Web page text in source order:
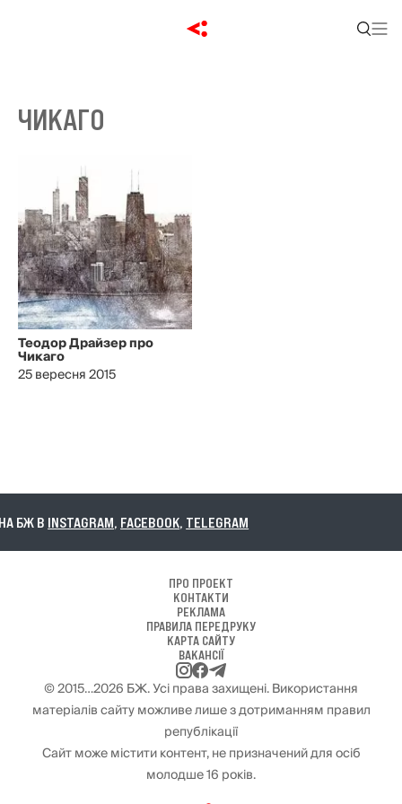
ЧИКАГО
Теодор Драйзер про
Чикаго
25 вересня 2015
БЖ ВINSTAGRAM,FACEBOOK,TELEGRAM
ПРО ПРОЕКТ
КОНТАКТИ
РЕКЛАМА
ПРАВИЛА ПЕРЕДРУКУ
КАРТА САЙТУ
ВАКАНСІЇ
© 2015…2026 БЖ. Усі права захищені. Використання
матеріалів сайту можливе лише з дотриманням правил
републікації
Сайт може містити контент, не призначений для осіб
молодше 16 років.